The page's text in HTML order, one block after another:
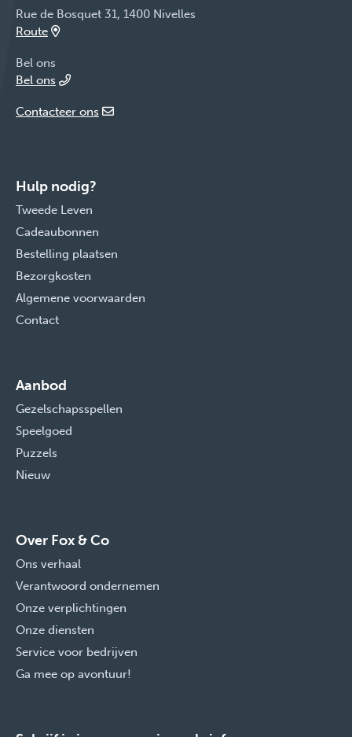
Rue de Bosquet 31, 1400 Nivelles
Route
Bel ons
Bel ons
Contacteer ons
Hulp nodig?
Tweede Leven
Cadeaubonnen
Bestelling plaatsen
Bezorgkosten
Algemene voorwaarden
Contact
Aanbod
Gezelschapsspellen
Speelgoed
Puzzels
Nieuw
Over Fox & Co
Ons verhaal
Verantwoord ondernemen
Onze verplichtingen
Onze diensten
Service voor bedrijven
Ga mee op avontuur!